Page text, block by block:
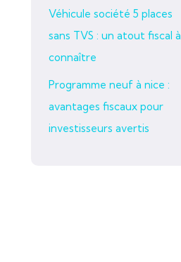
Véhicule société 5 places
sans TVS : un atout fiscal à
connaître
Programme neuf à nice :
avantages fiscaux pour
investisseurs avertis